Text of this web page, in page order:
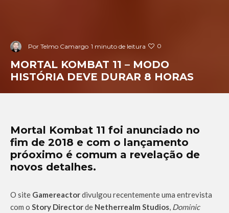
Por Telmo Camargo 1 minuto de leitura 0
MORTAL KOMBAT 11 – MODO
HISTÓRIA DEVE DURAR 8 HORAS
Mortal Kombat 11 foi anunciado no
fim de 2018 e com o lançamento
próoximo é comum a revelação de
novos detalhes.
O site Gamereactordivulgou recentemente uma entrevista
com o Story Directorde Netherrealm Studios Dominic